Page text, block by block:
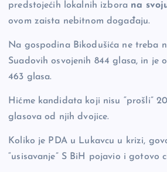
predstojećih lokalnih izbora na
ovom zaista nebitnom događaju.
Na gospodina Bikodušića ne treba
Suadovih osvojenih 844 glasa, in je
463 glasa.
Hićme kandidata koji nisu “prošli”
glasova od njih dvojice.
Koliko je PDA u Lukavcu u krizi,
“usisavanje” S BiH pojavio i gotovo